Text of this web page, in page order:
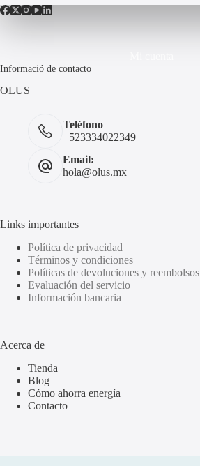
Informació de contacto
OLUS
Teléfono
+523334022349
Email:
hola@olus.mx
Links importantes
Política de privacidad
Términos y condiciones
Políticas de devoluciones y reembolsos
Evaluación del servicio
Información bancaria
Acerca de
Tienda
Blog
Cómo ahorra energía
Contacto